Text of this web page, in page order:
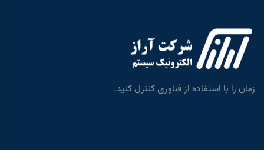
زمان را با استفاده از فناوری کنترل کنید.